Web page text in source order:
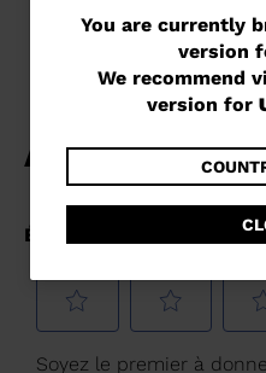
You
are
currently
website
version
for
France.
We
You are currently
version
We recommend
version for